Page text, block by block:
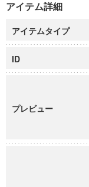
慶應義塾大
慶應義塾大
博士課程教
学術雑誌掲載
アイテム詳細
アイテムタイプ
ID
プレビュー